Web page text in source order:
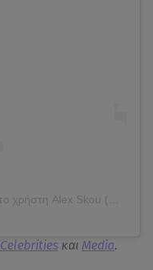
Celebrities και Media.